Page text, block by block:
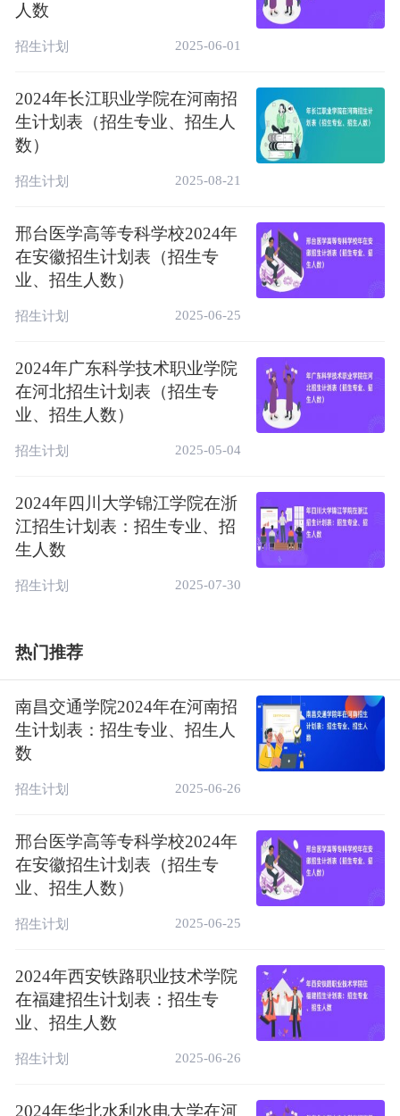
历
类
批
护理(无色盲、色弱，能准确
按键、信号灯、几何图形)
赶考猫AI高考志愿助手：
https://www.gankaomao.com/baokao/
邢台医学院位于中国河北省邢台市，是邢台市
的一所公办学校。
人数
招生计划 2025-06-01
2024年长江职业学院在河南招
生计划表（招生专业、招生人
数）
招生计划 2025-08-21
邢台医学高等专科学校2024年
在安徽招生计划表（招生专
业、招生人数）
招生计划 2025-06-25
2024年广东科学技术职业学院
在河北招生计划表（招生专
业、招生人数）
招生计划 2025-05-04
2024年四川大学锦江学院在浙
江招生计划表：招生专业、招
生人数
招生计划 2025-07-30
热门推荐
南昌交通学院2024年在河南招
生计划表：招生专业、招生人
数
招生计划 2025-06-26
邢台医学高等专科学校2024年
在安徽招生计划表（招生专
业、招生人数）
招生计划 2025-06-25
2024年西安铁路职业技术学院
在福建招生计划表：招生专
业、招生人数
招生计划 2025-06-26
2024年华北水利水电大学在河